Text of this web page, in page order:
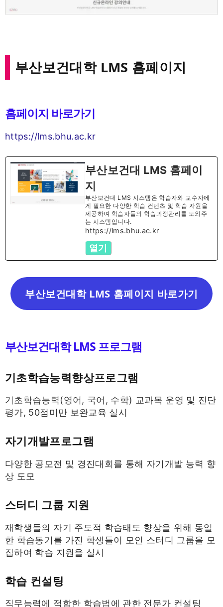
부산보건대학 LMS 홈페이지
홈페이지 바로가기
https://lms.bhu.ac.kr
부산보건대 LMS 홈페이
지
부산보건대 LMS 시스템은 학습자와 교수자에
게 필요한 다양한 학습 컨텐츠 및 학습 자원을
제공하여 학습자들의 학습과정관리를 도와주
는 시스템입니다.
https://lms.bhu.ac.kr
열기
부산보건대학 LMS 홈페이지 바로가기
부산보건대학 LMS 프로그램
기초학습능력향상프로그램
기초학습능력(영어, 국어, 수학) 교과목 운영 및 진단
평가, 50점미만 보완교육 실시
자기개발프로그램
다양한 공모전 및 경진대회를 통해 자기개발 능력 향
상 도모
스터디 그룹 지원
재학생들의 자기 주도적 학습태도 향상을 위해 동일
한 학습동기를 가진 학생들이 모인 스터디 그룹을 모
집하여 학습 지원을 실시
학습 컨설팅
직무능력에 적합한 학습법에 관한 전문가 컨설팅